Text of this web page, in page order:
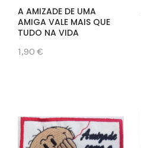
A AMIZADE DE UMA
AMIGA VALE MAIS QUE
TUDO NA VIDA
1,90 €